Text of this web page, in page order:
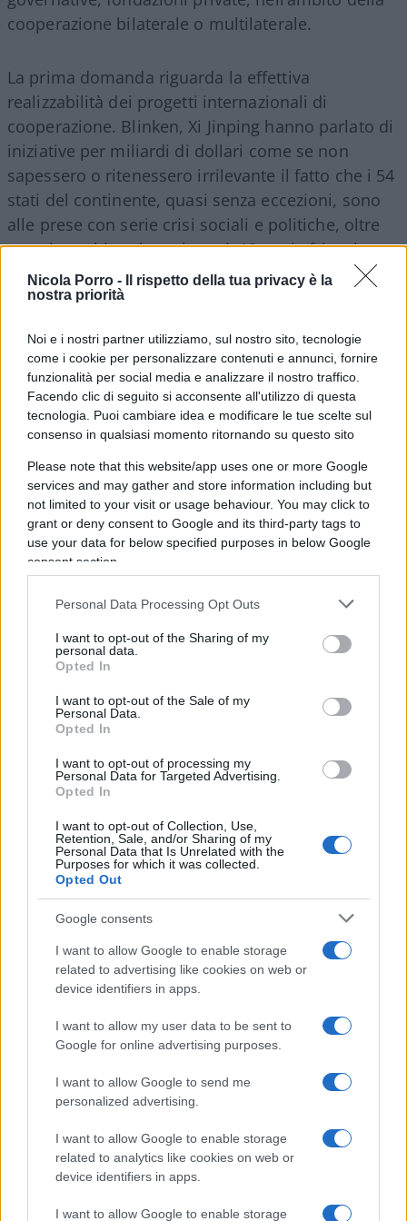
Nicola Porro -
Il rispetto della tua privacy è la
nostra priorità
Noi e i nostri partner utilizziamo, sul nostro sito, tecnologie
come i cookie per personalizzare contenuti e annunci, fornire
funzionalità per social media e analizzare il nostro traffico.
Facendo clic di seguito si acconsente all'utilizzo di questa
tecnologia. Puoi cambiare idea e modificare le tue scelte sul
consenso in qualsiasi momento ritornando su questo sito
Please note that this website/app uses one or more Google
services and may gather and store information including but
not limited to your visit or usage behaviour. You may click to
grant or deny consent to Google and its third-party tags to
use your data for below specified purposes in below Google
consent section.
Personal Data Processing Opt Outs
I want to opt-out of the Sharing of my
personal data.
Opted In
I want to opt-out of the Sale of my
Personal Data.
Opted In
I want to opt-out of processing my
Personal Data for Targeted Advertising.
Opted In
I want to opt-out of Collection, Use,
Retention, Sale, and/or Sharing of my
Personal Data that Is Unrelated with the
Purposes for which it was collected.
Opted Out
Google consents
I want to allow Google to enable storage
related to advertising like cookies on web or
device identifiers in apps.
I want to allow my user data to be sent to
Google for online advertising purposes.
I want to allow Google to send me
personalized advertising.
I want to allow Google to enable storage
related to analytics like cookies on web or
device identifiers in apps.
I want to allow Google to enable storage
cooperazione bilaterale o multilaterale.
La prima domanda riguarda la effettiva
realizzabilità dei progetti internazionali di
cooperazione. Blinken, Xi Jinping hanno parlato di
iniziative per miliardi di dollari come se non
sapessero o ritenessero irrilevante il fatto che i 54
stati del continente, quasi senza eccezioni, sono
alle prese con serie crisi sociali e politiche, oltre
tutto in molti casi persistenti; 12 stati africani
sono sotto la minaccia jihadista. Gruppi armati
affiliati ad al Qaeda o allo Stato Islamico infestano
nazionali. Sei altri Paesi hanno subìto in passato
attacchi islamisti e potrebbero essere colpiti di
nuovo. Lo scontro politico e sociale, già di per sé
violento in Africa, è degenerato in conflitto
armato, oltre che in Libia, in sei Paesi, in tre dei
quali negli ultimi 12 mesi il governo è stato
deposto con un colpo di stato militare (per due
volte in Mali).
La crisi delCovid-19ha dimostrato, e non per la
programma di aiuti in tali contesti. L’Africa ha il
tasso di vaccinazioni più basso del mondo.
Secondo l’Organizzazione mondiale della sanità a
fine ottobre solo il 6 per cento degli africani erano
dal fatto che i governi africani non ricevono dosi
di vaccino sufficienti, come sostiene l’Oms. Nel
continente, che ha poco più di 1,3 miliardi di
abitanti, sono già arrivati 384 milioni di dosi. Il
Botswana, che ha 2,3 milioni di abitanti, ha
ricevuto circa 2,4 milioni di dosi; il Sudafrica ne ha
ricevuti 32,5 milioni su una popolazione di circa
40 milioni di adulti. La lentezza delle campagne di
vaccinazione dipende dall’estrema carenza di
personale sanitario e dalla mancanza di
infrastrutture.
Ma un ostacolo ulteriore sono i territori fuori
controllo, resi insicuri e impraticabili dalla guerra,
contrabbandieri, gruppi armati antigovernativi. Il
risultato è che diversi stati lasciano scadere i